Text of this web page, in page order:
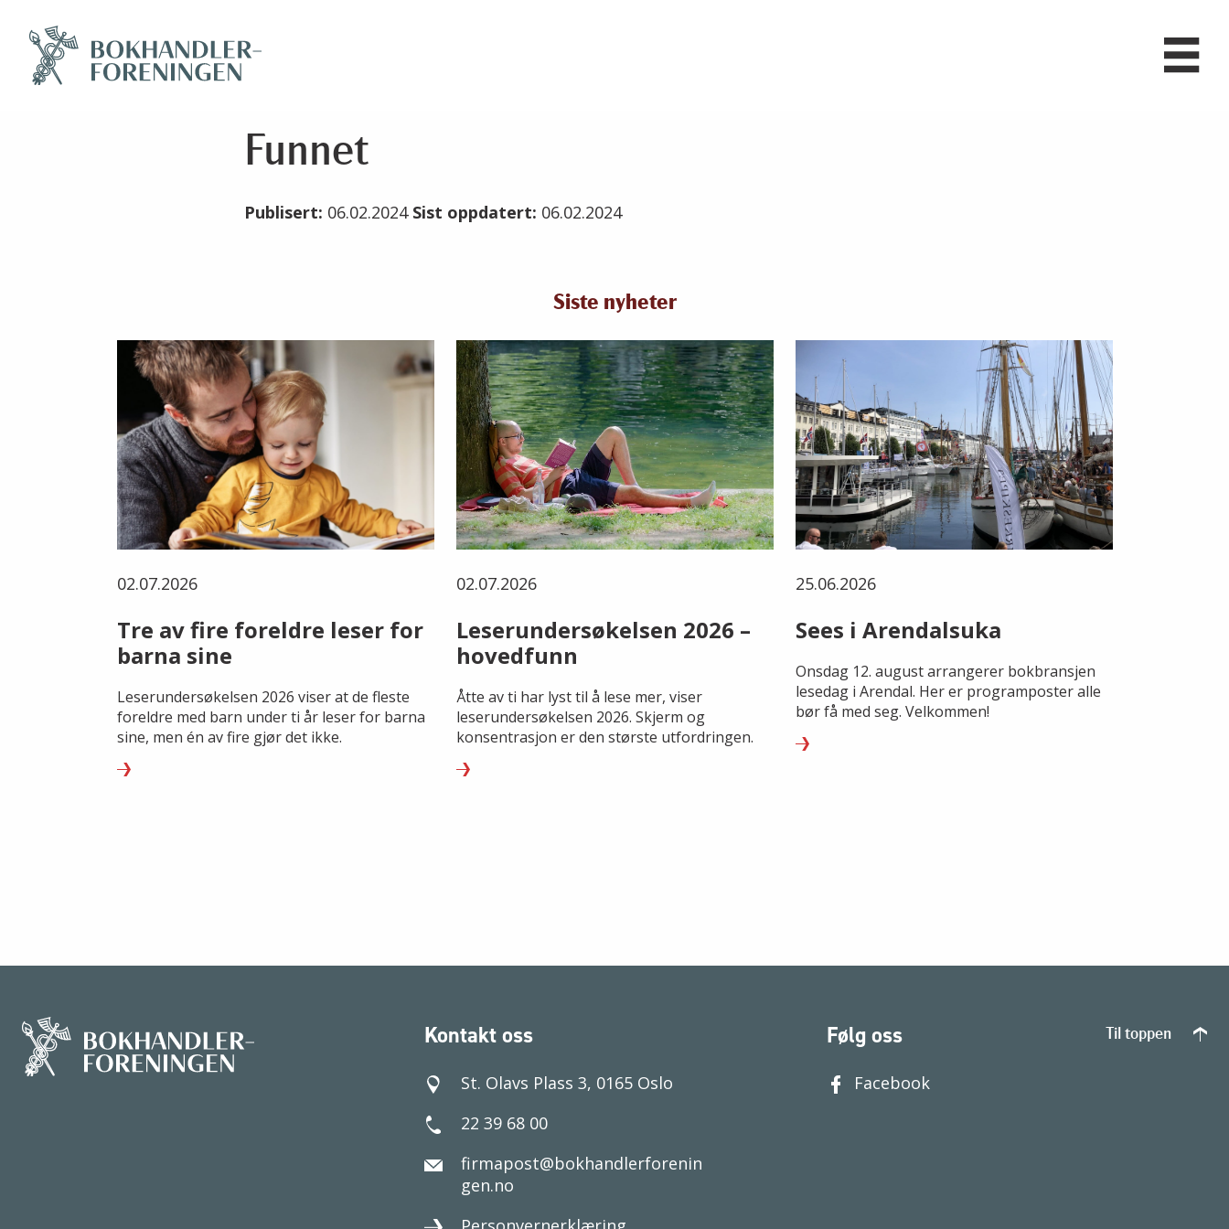
Funnet
Publisert: 06.02.2024 Sist oppdatert: 06.02.2024
Siste nyheter
02.07.2026
Tre av fire foreldre leser for
barna sine
Leserundersøkelsen 2026 viser at de fleste
foreldre med barn under ti år leser for barna
sine, men én av fire gjør det ikke.
02.07.2026
Leserundersøkelsen 2026 –
hovedfunn
Åtte av ti har lyst til å lese mer, viser
leserundersøkelsen 2026. Skjerm og
konsentrasjon er den største utfordringen.
25.06.2026
Sees i Arendalsuka
Onsdag 12. august arrangerer bokbransjen
lesedag i Arendal. Her er programposter alle
bør få med seg. Velkommen!
Kontakt oss
St. Olavs Plass 3, 0165 Oslo
22 39 68 00
firmapost@bokhandlerforenin
gen.no
Følg oss
Facebook
Til toppen